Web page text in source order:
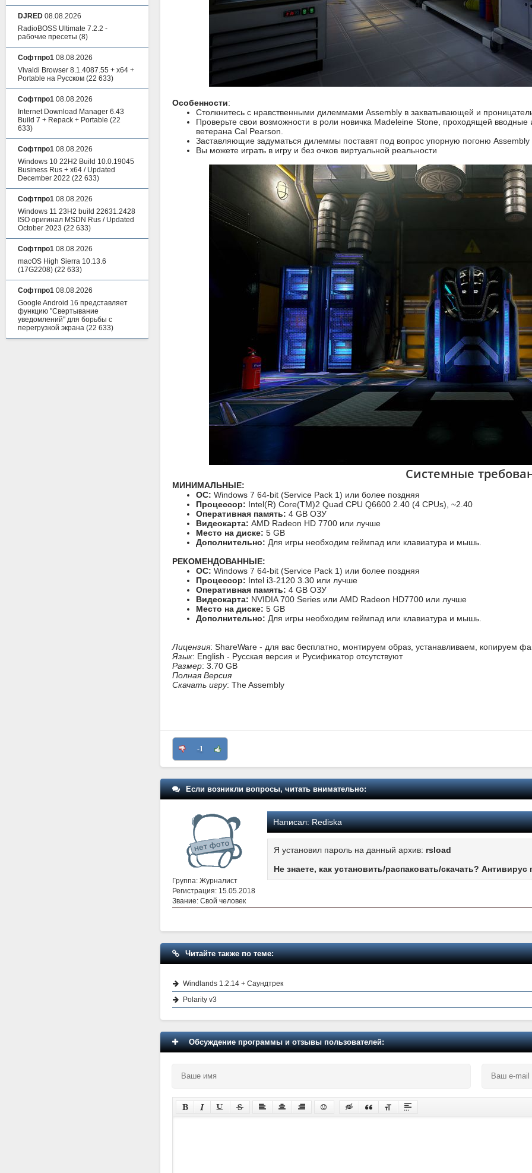
Особенности:
Столкнитесь с нравственными дилеммами Assembly в захватывающей и
Проверьте свои возможности в роли новичка Madeleine Stone, проходящей
ветерана Cal Pearson.
Заставляющие задуматься дилеммы поставят под вопрос упорную погоню Assembly
Вы можете играть в игру и без очков виртуальной реальности
Системные
МИНИМАЛЬНЫЕ:
ОС: Windows 7 64-bit (Service Pack 1) или более поздняя
Процессор: Intel(R) Core(TM)2 Quad CPU Q6600 2.40 (4 CPUs), ~2.40
Оперативная память: 4 GB ОЗУ
Видеокарта: AMD Radeon HD 7700 или лучше
Место на диске: 5 GB
Дополнительно: Для игры необходим геймпад или клавиатура и мышь.
РЕКОМЕНДОВАННЫЕ:
ОС: Windows 7 64-bit (Service Pack 1) или более поздняя
Процессор: Intel i3-2120 3.30 или лучше
Оперативная память: 4 GB ОЗУ
Видеокарта: NVIDIA 700 Series или AMD Radeon HD7700 или лучше
Место на диске: 5 GB
Дополнительно: Для игры необходим геймпад или клавиатура и мышь.
Лицензия: ShareWare - для вас бесплатно, монтируем образ, устанавливаем, копируем
Язык: English - Русская версия и Русификатор отсутствуют
Размер: 3.70 GB
Полная Версия
Скачать игру: The Assembly
-1
Если возникли вопросы, читать внимательно:
Группа: Журналист
Регистрация: 15.05.2018
Звание: Свой человек
Написал:Rediska
Я установил пароль на данный архив: rsload
Не знаете, как установить/распаковать/скачать?
Читайте также по теме:
Windlands 1.2.14 + Саундтрек
Polarity v3
Обсуждение программы и отзывы пользователей:
DJRED 08.08.2026
RadioBOSS Ultimate 7.2.2 -
рабочие пресеты (8)
Софтпро1 08.08.2026
Vivaldi Browser 8.1.4087.55 + x64 +
Portable на Русском (22 633)
Софтпро1 08.08.2026
Internet Download Manager 6.43
Build 7 + Repack + Portable (22
633)
Софтпро1 08.08.2026
Windows 10 22H2 Build 10.0.19045
Business Rus + x64 / Updated
December 2022 (22 633)
Софтпро1 08.08.2026
Windows 11 23H2 build 22631.2428
ISO оригинал MSDN Rus / Updated
October 2023 (22 633)
Софтпро1 08.08.2026
macOS High Sierra 10.13.6
(17G2208) (22 633)
Софтпро1 08.08.2026
Google Android 16 представляет
функцию "Свертывание
уведомлений" для борьбы с
перегрузкой экрана (22 633)